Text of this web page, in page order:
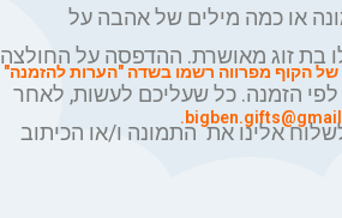
או כמה מילים של אהבה על
בת זוג מאושרת. ההדפסה על החולצה
הזמנה. כל שעליכם לעשות, לאחר
אלינו את התמונה ו/או הכיתוב
הקוף מפרווה רשמו בשדה "הערות להזמנה"
.